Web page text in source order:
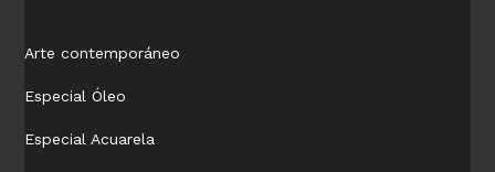
Arte contemporáneo
Especial Óleo
Especial Acuarela